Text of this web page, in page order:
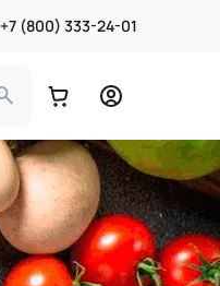
+7 (800) 333-24-01